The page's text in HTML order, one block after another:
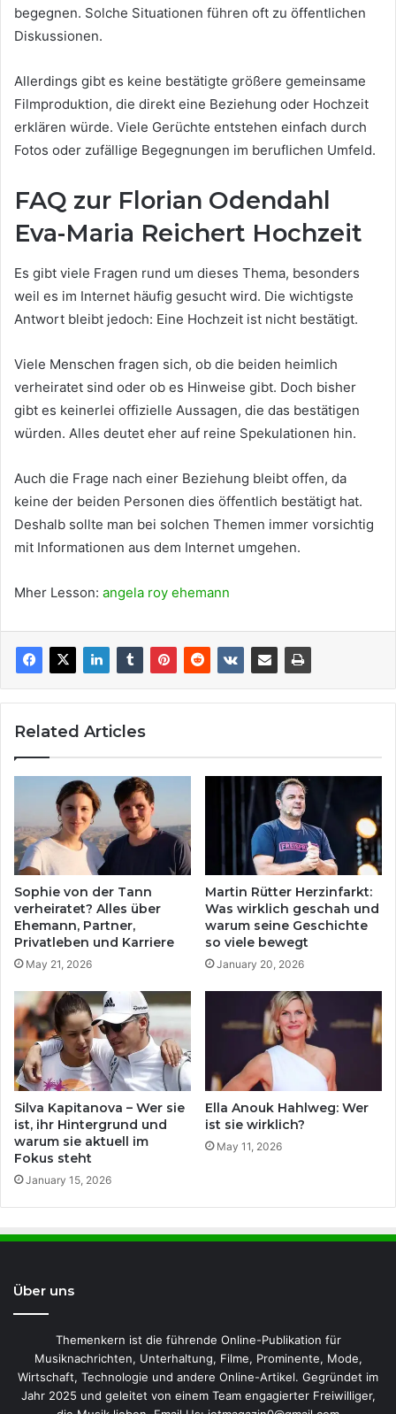
begegnen. Solche Situationen führen oft zu öffentlichen
Diskussionen.
Allerdings gibt es keine bestätigte größere gemeinsame
Filmproduktion, die direkt eine Beziehung oder Hochzeit
erklären würde. Viele Gerüchte entstehen einfach durch
Fotos oder zufällige Begegnungen im beruflichen Umfeld.
FAQ zur Florian Odendahl
Eva-Maria Reichert Hochzeit
Es gibt viele Fragen rund um dieses Thema, besonders
weil es im Internet häufig gesucht wird. Die wichtigste
Antwort bleibt jedoch: Eine Hochzeit ist nicht bestätigt.
Viele Menschen fragen sich, ob die beiden heimlich
verheiratet sind oder ob es Hinweise gibt. Doch bisher
gibt es keinerlei offizielle Aussagen, die das bestätigen
würden. Alles deutet eher auf reine Spekulationen hin.
Auch die Frage nach einer Beziehung bleibt offen, da
keine der beiden Personen dies öffentlich bestätigt hat.
Deshalb sollte man bei solchen Themen immer vorsichtig
mit Informationen aus dem Internet umgehen.
Mher Lesson: angela roy ehemann
Related Articles
Sophie von der Tann
verheiratet? Alles über
Ehemann, Partner,
Privatleben und Karriere
May 21, 2026
Martin Rütter Herzinfarkt:
Was wirklich geschah und
warum seine Geschichte
so viele bewegt
January 20, 2026
Silva Kapitanova – Wer sie
ist, ihr Hintergrund und
warum sie aktuell im
Fokus steht
January 15, 2026
Ella Anouk Hahlweg: Wer
ist sie wirklich?
May 11, 2026
Über uns
Themenkern ist die führende Online-Publikation für
Musiknachrichten, Unterhaltung, Filme, Prominente, Mode,
Wirtschaft, Technologie und andere Online-Artikel. Gegründet im
Jahr 2025 und geleitet von einem Team engagierter Freiwilliger,